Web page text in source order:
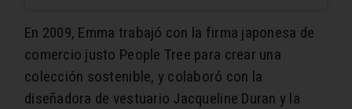
En 2009, Emma trabajó con la firma japonesa de
comercio justo People Tree para crear una
colección sostenible, y colaboró con la
diseñadora de vestuario Jacqueline Duran y la